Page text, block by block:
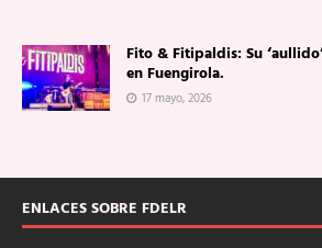
Fito & Fitipaldis: Su
en Fuengirola.
17 mayo, 2026
ENLACES SOBRE FDELR